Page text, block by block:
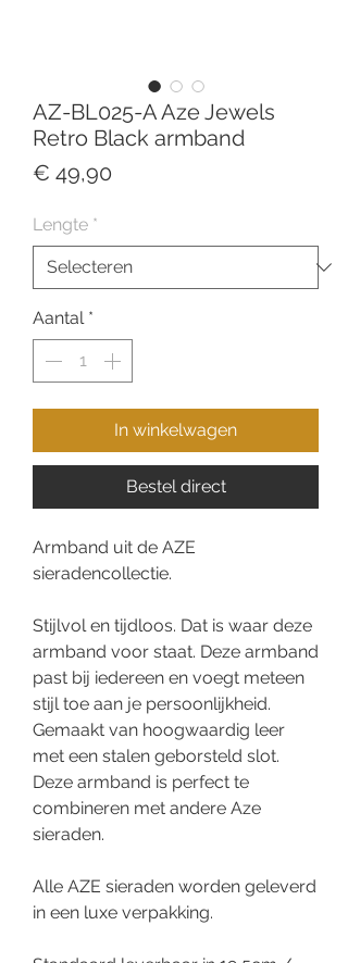
AZ-BL025-A Aze Jewels
Retro Black armband
€ 49,90
Lengte *
Aantal *
In winkelwagen
Bestel direct
Armband uit de AZE
sieradencollectie.
Stijlvol en tijdloos. Dat is waar deze
armband voor staat. Deze armband
past bij iedereen en voegt meteen
stijl toe aan je persoonlijkheid.
Gemaakt van hoogwaardig leer
met een stalen geborsteld slot.
Deze armband is perfect te
combineren met andere Aze
sieraden.
Alle AZE sieraden worden geleverd
in een luxe verpakking.